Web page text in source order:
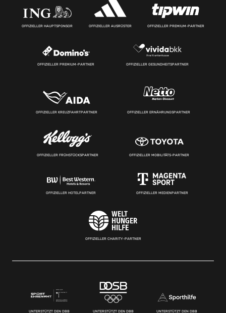
OFFIZIELLER HAUPTSPONSOR OFFIZIELLER AUSRÜSTER OFFIZIELLER PREMIUM-PARTNER
OFFIZIELLER PREMIUM-PARTNER OFFIZIELLER GESUNDHEITSPARTNER
OFFIZIELLER KREUZFAHRTPARTNER OFFIZIELLER ERNÄHRUNGSPARTNER
OFFIZIELLER FRÜHSTÜCKSPARTNER OFFIZIELLER MOBILITÄTS-PARTNER
OFFIZIELLER HOTELPARTNER OFFIZIELLER MEDIENPARTNER
OFFIZIELLER CHARITY-PARTNER
UNTERSTÜTZT DEN DBB UNTERSTÜTZT DEN DBB UNTERSTÜTZT DEN DBB